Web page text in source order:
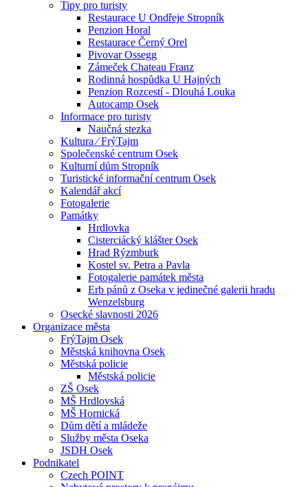
Tipy pro turisty
Restaurace U Ondřeje Stropník
Penzion Horal
Restaurace Černý Orel
Pivovar Ossegg
Zámeček Chateau Franz
Rodinná hospůdka U Hajných
Penzion Rozcestí - Dlouhá Louka
Autocamp Osek
Informace pro turisty
Naučná stezka
Kultura ⁄ FrýTajm
Společenské centrum Osek
Kulturní dům Stropník
Turistické informační centrum Osek
Kalendář akcí
Fotogalerie
Památky
Hrdlovka
Cisterciácký klášter Osek
Hrad Rýzmburk
Kostel sv. Petra a Pavla
Fotogalerie památek města
Erb pánů z Oseka v jedinečné galerii hradu
Wenzelsburg
Osecké slavnosti 2026
Organizace města
FrýTajm Osek
Městská knihovna Osek
Městská policie
Městská policie
ZŠ Osek
MŠ Hrdlovská
MŠ Hornická
Dům dětí a mládeže
Služby města Oseka
JSDH Osek
Podnikatel
Czech POINT